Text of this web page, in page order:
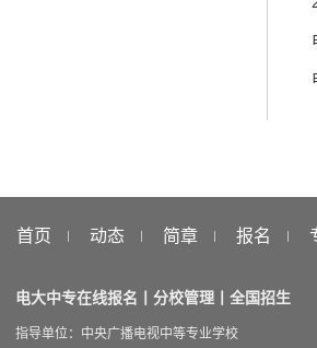
首页 动态 简章 报名
电大中专在线报名丨分校管理丨全国招生
指导单位：中央广播电视中等专业学校